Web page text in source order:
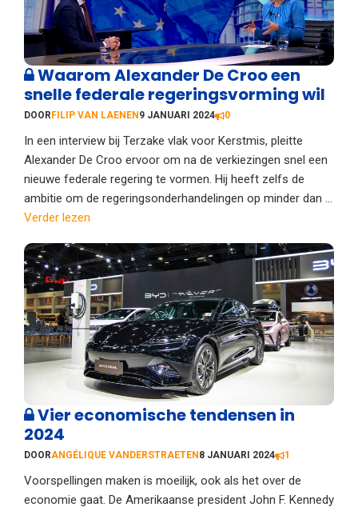
Waarom Alexander De Croo een
snelle federale regeringsvorming wil
DOOR FILIP VAN LAENEN 9 JANUARI 2024 0
In een interview bij Terzake vlak voor Kerstmis, pleitte
Alexander De Croo ervoor om na de verkiezingen snel een
nieuwe federale regering te vormen. Hij heeft zelfs de
ambitie om de regeringsonderhandelingen op minder dan ...
Verder lezen
Vier economische tendensen in
2024
DOORANGÉLIQUE VANDERSTRAETEN 8 JANUARI 2024 1
Voorspellingen maken is moeilijk, ook als het over de
economie gaat. De Amerikaanse president John F. Kennedy